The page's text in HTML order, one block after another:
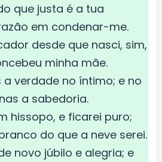
que justa é a tua
em condenar-me.
desde que nasci, sim,
minha mãe.
a verdade no íntimo; e no
a sabedoria.
hissopo, e ficarei puro;
do que a neve serei.
novo júbilo e alegria; e